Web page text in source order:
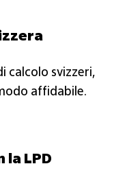
calcolo svizzeri,
affidabile.​
la LPD